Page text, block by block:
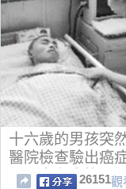
十六歲的男孩突
醫院檢查驗出癌
個…實在太慘了
26151觀